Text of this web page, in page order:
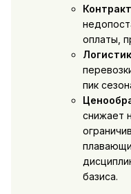
оплаты,
пик
снижает
базиса.